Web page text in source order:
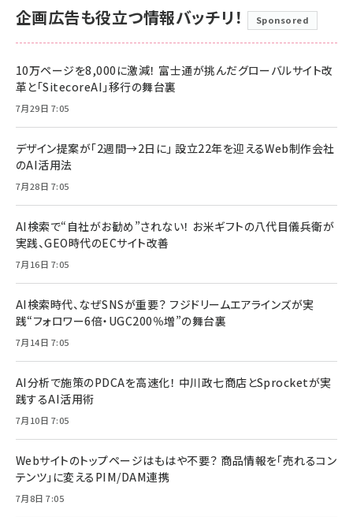
企画広告も役立つ情報バッチリ！ Sponsored
10万ページを8,000に激減！ 富士通が挑んだグローバルサイト改
革と「SitecoreAI」移行の舞台裏
7月29日 7:05
デザイン提案が「2週間→2日に」 設立22年を迎えるWeb制作会社
のAI活用法
7月28日 7:05
AI検索で“自社がお勧め”されない！ お米ギフトの八代目儀兵衛が
実践、GEO時代のECサイト改善
7月16日 7:05
AI検索時代、なぜSNSが重要？ フジドリームエアラインズが実
践“フォロワー6倍・UGC200％増”の舞台裏
7月14日 7:05
AI分析で施策のPDCAを高速化！ 中川政七商店とSprocketが実
践するAI活用術
7月10日 7:05
Webサイトのトップページはもはや不要？ 商品情報を「売れるコン
テンツ」に変えるPIM/DAM連携
7月8日 7:05